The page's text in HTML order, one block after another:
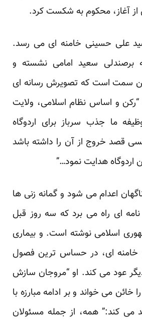
از آغاز، محکوم به شکست کرد.
علی حسینی خامنه ای می رسد.
برصندلی سعید امامی نشسته و
سمت است که تصویرش رسانه ای
و اساس نظام اسلامی، ولایت
ما جذب سرباز برای اردوگاه
قصد خروج از آن را داشته باشد
اردوگاه هدایت نمود…”
اعداممی شود وگمانه زنی ها
ای راه می برد که سه روز قبل
اسلامی نوشته است. و بیماری
خامنه ای، در حساس ترین فصول
عود می کند. او “مروجان سازش
می خواند و بر ادامه مبارزه با
می کند:” همه، از جمله مسئولان